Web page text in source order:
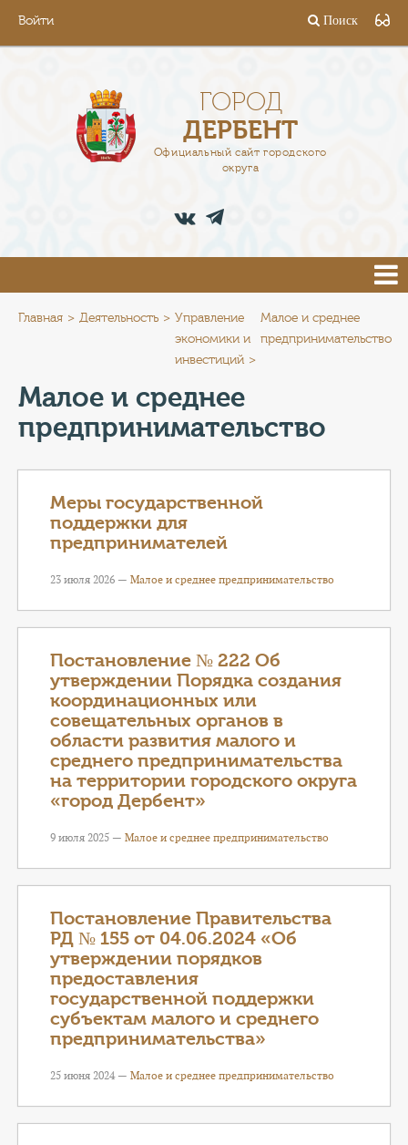
Войти Поиск
ГОРОД
ДЕРБЕНТ
Официальный сайт городского
округа
АДМИНИСТРАЦИЯ
ПРЕСС-ЦЕНТР
КОНТАКТЫ
ГЕРОИ Z
КАТАЛОГ УСЛУГ
Главная Деятельность
Управление
экономики и
инвестиций
Малое и среднее
предпринимательство
Малое и среднее
предпринимательство
Меры государственной
поддержки для
предпринимателей
23 июля 2026 — Малое и среднее предпринимательство
Постановление № 222 Об
утверждении Порядка создания
координационных или
совещательных органов в
области развития малого и
среднего предпринимательства
на территории городского округа
«город Дербент»
9 июля 2025 — Малое и среднее предпринимательство
Постановление Правительства
РД № 155 от 04.06.2024 «Об
утверждении порядков
предоставления
государственной поддержки
субъектам малого и среднего
предпринимательства»
25 июня 2024 — Малое и среднее предпринимательство